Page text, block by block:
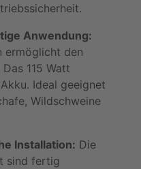
Anwendung:
ermöglicht den
115 Watt
Ideal geeignet
Wildschweine
Installation: Die
sind fertig